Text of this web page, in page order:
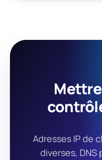
Adresses IP de
diverses, DNS